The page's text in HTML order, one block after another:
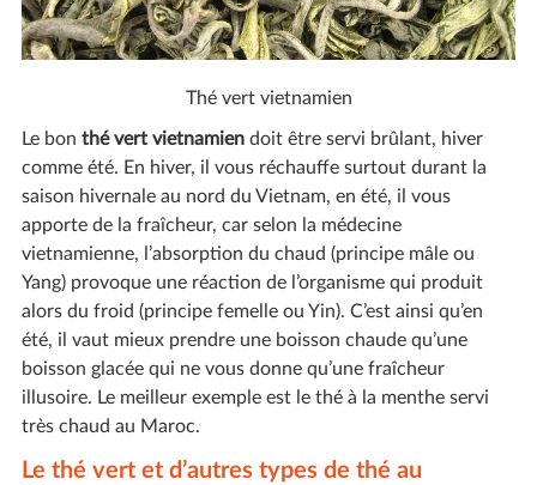
Thé vert vietnamien
Le bon thé vert vietnamiendoit être servi brûlant, hiver
comme été. En hiver, il vous réchauffe surtout durant la
saison hivernale au nord du Vietnam, en été, il vous
apporte de la fraîcheur, car selon la médecine
vietnamienne, l’absorption du chaud (principe mâle ou
Yang) provoque une réaction de l’organisme qui produit
alors du froid (principe femelle ou Yin). C’est ainsi qu’en
été, il vaut mieux prendre une boisson chaude qu’une
boisson glacée qui ne vous donne qu’une fraîcheur
illusoire. Le meilleur exemple est le thé à la menthe servi
très chaud au Maroc.
Le thé vert et d’autres types de thé au